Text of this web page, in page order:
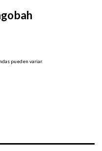
pueden variar.